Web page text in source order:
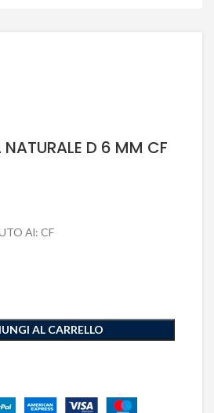
NATURALE D 6 MM CF
Al: CF
AL CARRELLO